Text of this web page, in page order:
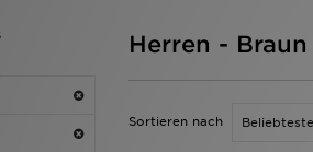
Herren -
Sortieren nach